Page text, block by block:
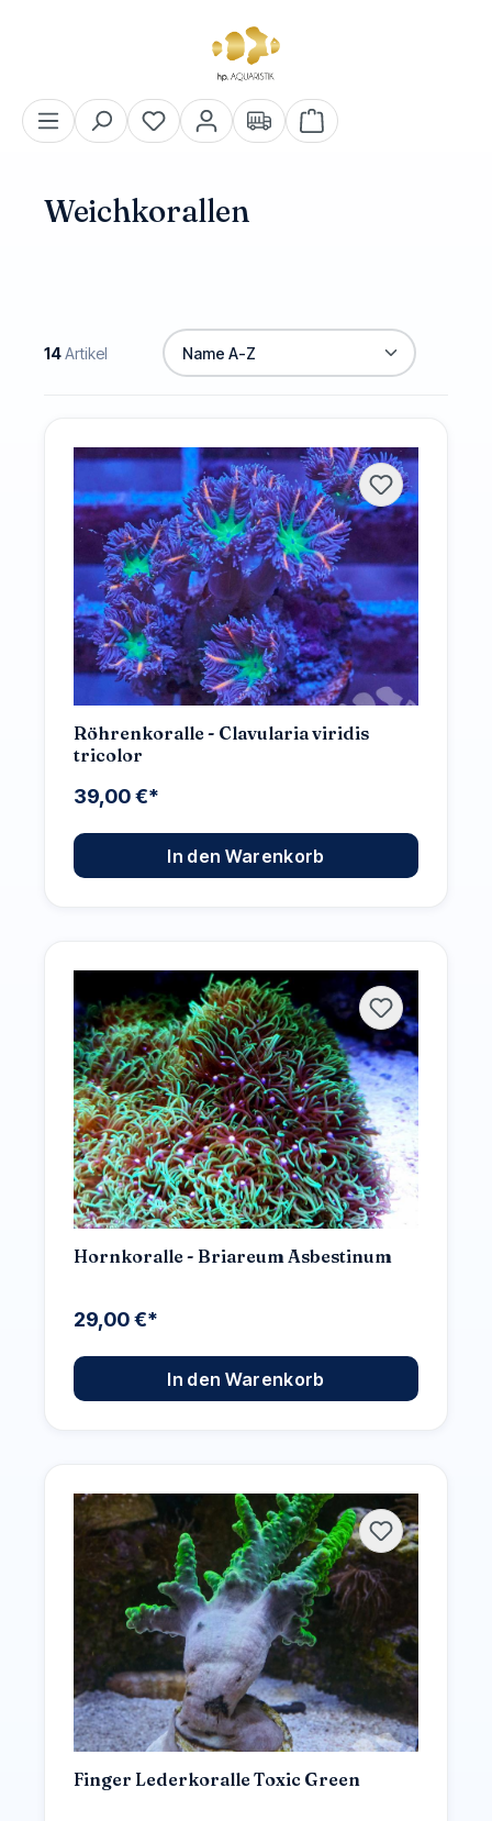
Warenkorb enthält 0
Weichkorallen
14Artikel
Röhrenkoralle - Clavularia viridis
tricolor
39,00 €*
In den Warenkorb
Hornkoralle - Briareum Asbestinum
29,00 €*
In den Warenkorb
Finger Lederkoralle Toxic Green